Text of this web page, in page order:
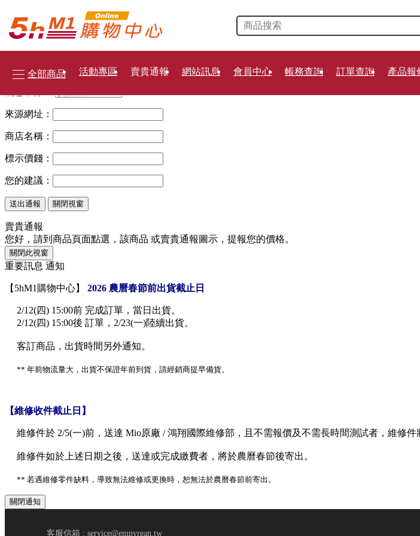
全部商品 活動專區 賣貴通報 網站訊息 會員中心 帳務查詢 訂單查詢 產品報
運動休閒 > 運動穿戴裝置
檢視模式：
您發現了在其他通路此產品 比 5hM1更便宜，請填寫以下資料讓我們知道∶
來源網址：
商店名稱：
標示價錢：
您的建議：
關閉視窗
賣貴通報
您好，請到商品頁面點選，該商品 或賣貴通報 圖示，提報您的價格。
關閉此視窗
重要訊息 通知
【5hM1購物中心】 2026 農曆春節前出貨截止日
2/12(四) 15:00前 完成訂單，當日出貨。
2/12(四) 15:00後 訂單，2/23(一)陸續出貨。
客訂商品，出貨時間另外通知。
** 年前物流量大，出貨不保證年前到貨，請經銷商提早備貨。
【維修收件截止日】
維修件於 2/5(一)前，送達 Mio原廠 / 鴻翔國際維修部，且不需報價及不需長時間測試者，維修件
維修件如於上述日期之後，送達或完成繳費者，將於農曆春節後寄出。
** 若遇維修零件缺料，導致無法維修或更換時，恕無法於農曆春節前寄出。
關閉通知
客服信箱 : service@empyrean.tw